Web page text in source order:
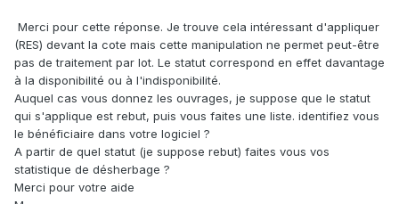
Merci pour cette réponse. Je trouve cela intéressant d'appliquer
(RES) devant la cote mais cette manipulation ne permet peut-être
pas de traitement par lot. Le statut correspond en effet davantage
à la disponibilité ou à l'indisponibilité.
Auquel cas vous donnez les ouvrages, je suppose que le statut
qui s'applique est rebut, puis vous faites une liste. identifiez vous
le bénéficiaire dans votre logiciel ?
A partir de quel statut (je suppose rebut) faites vous vos
statistique de désherbage ?
Merci pour votre aide